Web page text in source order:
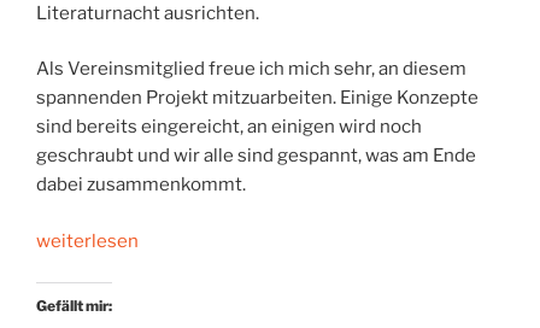
Literaturnacht ausrichten.
Als Vereinsmitglied freue ich mich sehr, an diesem
spannenden Projekt mitzuarbeiten. Einige Konzepte
sind bereits eingereicht, an einigen wird noch
geschraubt und wir alle sind gespannt, was am Ende
dabei zusammenkommt.
„Erste
Literaturnacht“
weiterlesen
Gefällt mir: